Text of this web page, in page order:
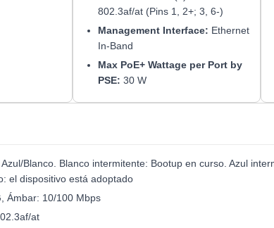
802.3af/at (Pins 1, 2+; 3, 6-)
Management Interface: Ethernet
In-Band
Max PoE+ Wattage per Port by
PSE: 30 W
Azul/Blanco. Blanco intermitente: Bootup en curso. Azul
el dispositivo está adoptado
Ámbar: 10/100 Mbps
at